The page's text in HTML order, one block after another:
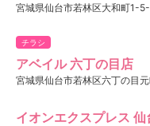
宮城県仙台市若林区大和町1-
チラシ
アベイル 六丁の目店
宮城県仙台市若林区六丁の目
イオンエクスプレス